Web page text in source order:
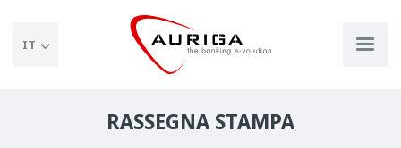
IT
RASSEGNA STAMPA